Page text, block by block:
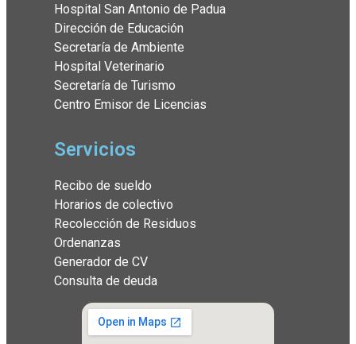
Hospital San Antonio de Padua
Dirección de Educación
Secretaría de Ambiente
Hospital Veterinario
Secretaría de Turismo
Centro Emisor de Licencias
Servicios
Recibo de sueldo
Horarios de colectivo
Recolección de Residuos
Ordenanzas
Generador de CV
Consulta de deuda